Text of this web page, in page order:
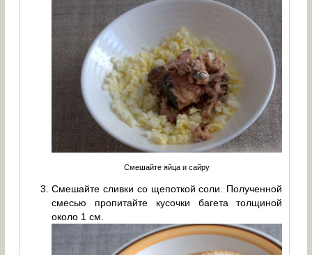
Смешайте яйца и сайру
Смешайте сливки со щепоткой соли. Полученной
смесью пропитайте кусочки багета толщиной
около 1 см.